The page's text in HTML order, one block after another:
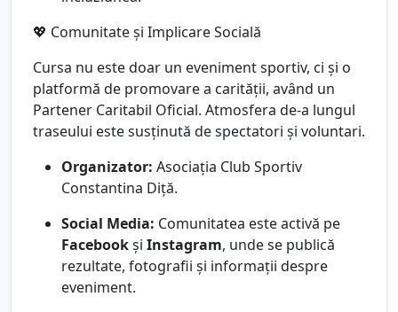
💖 Comunitate și Implicare Socială
Cursa nu este doar un eveniment sportiv, ci și o
platformă de promovare a carității, având un
Partener Caritabil Oficial. Atmosfera de-a lungul
traseului este susținută de spectatori și voluntari.
Organizator: Asociația Club Sportiv
Constantina Diță.
Social Media: Comunitatea este activă pe
Facebookși Instagram, unde se publică
rezultate, fotografii și informații despre
eveniment.